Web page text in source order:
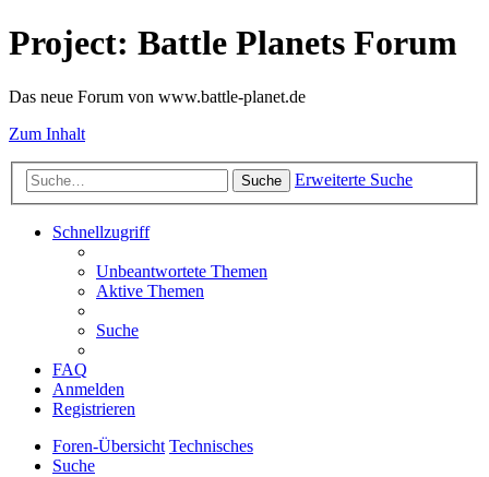
Project: Battle Planets Forum
Das neue Forum von www.battle-planet.de
Zum Inhalt
Suche Erweiterte Suche
Schnellzugriff
Unbeantwortete Themen
Aktive Themen
Suche
FAQ
Anmelden
Registrieren
Foren-Übersicht Technisches
Suche